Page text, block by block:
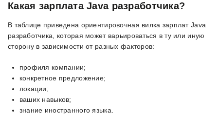
Какая зарплата Java разработчика?
В таблице приведена ориентировочная вилка зарплат Java
разработчика, которая может варьироваться в ту или иную
сторону в зависимости от разных факторов:
профиля компании;
конкретное предложение;
локации;
ваших навыков;
знание иностранного языка.